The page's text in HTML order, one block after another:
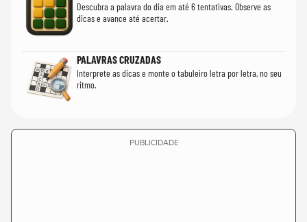
Descubra a palavra do dia em até 6 tentativas. Observe as
dicas e avance até acertar.
PALAVRAS CRUZADAS
Interprete as dicas e monte o tabuleiro letra por letra, no seu
ritmo.
PUBLICIDADE